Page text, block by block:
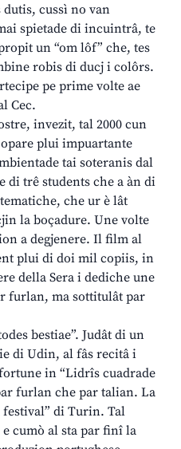
cussì no van
spietade di incuintrâ, te
un “om lôf” che, tes
robis di ducj i colôrs.
pe prime volte ae
Cec.
invezit, tal 2000 cun
plui impuartante
tai soteranis dal
di trê students che a àn di
che ur è lât
la boçadure. Une volte
a degjenere. Il film al
plui di doi mil copiis, in
della Sera i dediche une
furlan, ma sottitulât par
bestiae”. Judât di un
di Udin, al fâs recitâ i
in “Lidrîs cuadrade
furlan che par talian. La
di Turin. Tal
cumò al sta par finî la